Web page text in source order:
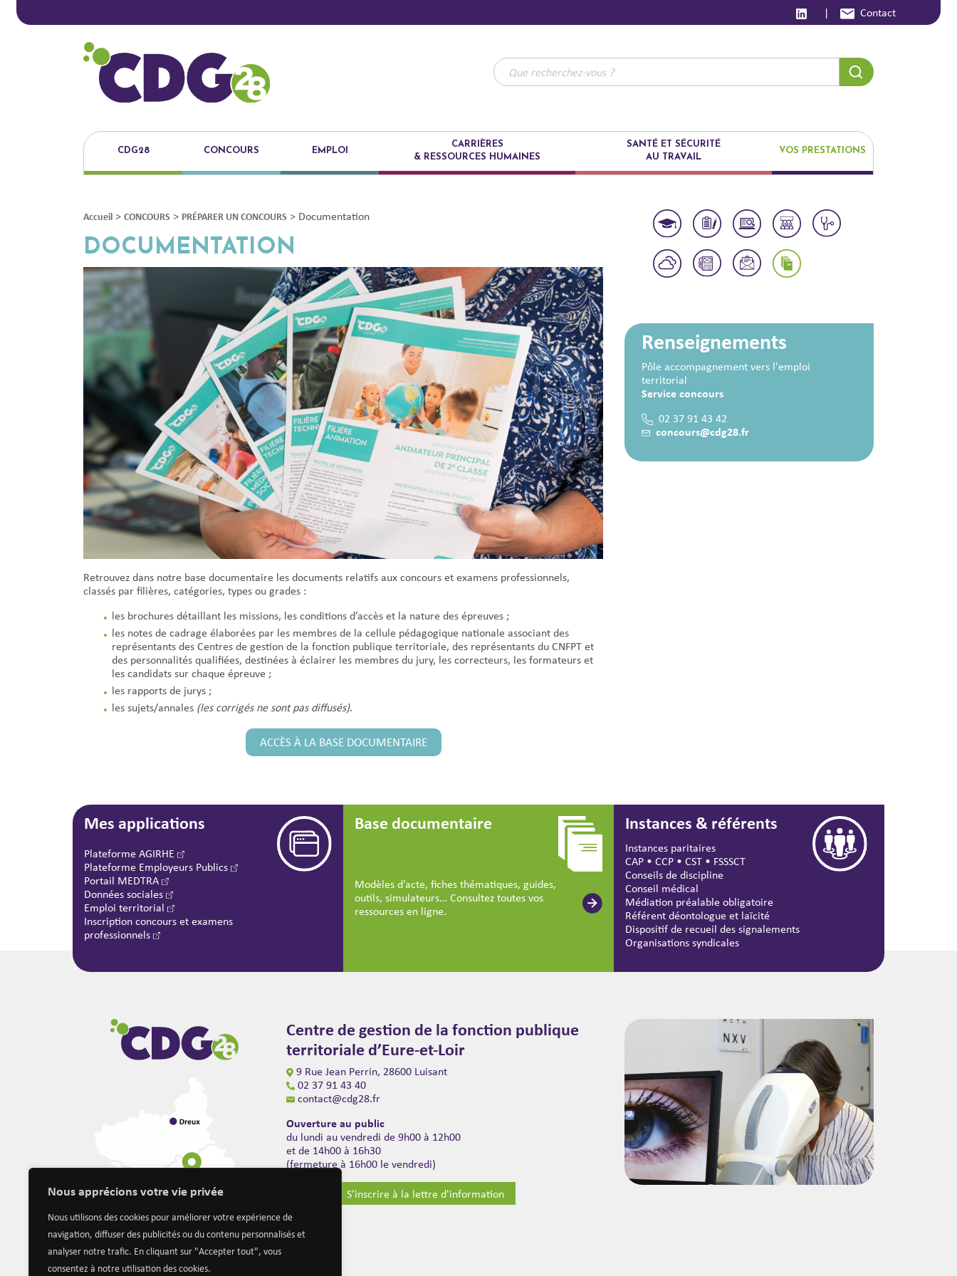
Nous apprécions votre vie privée
Nous utilisons des cookies pour améliorer votre expérience de
navigation, diffuser des publicités ou du contenu personnalisés et
analyser notre trafic. En cliquant sur "Accepter tout", vous
consentez à notre utilisation des cookies.
| Contact
CDG28 CONCOURS EMPLOI
CARRIÈRES
& RESSOURCES HUMAINES
SANTÉ ET SÉCURITÉ
AU TRAVAIL
VOS PRESTATIONS
Accueil > CONCOURS > PRÉPARER UN CONCOURS > Documentation
DOCUMENTATION
Retrouvez dans notre base documentaire les documents relatifs aux concours et examens professionnels,
classés par filières, catégories, types ou grades :
les brochures détaillant les missions, les conditions d’accès et la nature des épreuves ;
les notes de cadrage élaborées par les membres de la cellule pédagogique nationale associant des
représentants des Centres de gestion de la fonction publique territoriale, des représentants du CNFPT et
des personnalités qualifiées, destinées à éclairer les membres du jury, les correcteurs, les formateurs et
les candidats sur chaque épreuve ;
les rapports de jurys ;
les sujets/annales (les corrigés ne sont pas diffusés).
ACCÈS À LA BASE DOCUMENTAIRE
Renseignements
Pôle accompagnement vers l'emploi
territorial
Service concours
02 37 91 43 42
concours@cdg28.fr
Mes applications
Plateforme AGIRHE
Plateforme Employeurs Publics
Portail MEDTRA
Données sociales
Emploi territorial
Inscription concours et examens
professionnels
Base documentaire
Modèles d’acte, fiches thématiques, guides,
outils, simulateurs… Consultez toutes vos
ressources en ligne.
Instances & référents
Instances paritaires
CAP • CCP • CST • FSSSCT
Conseils de discipline
Conseil médical
Médiation préalable obligatoire
Référent déontologue et laïcité
Dispositif de recueil des signalements
Organisations syndicales
Centre de gestion de la fonction publique
territoriale d’Eure-et-Loir
9 Rue Jean Perrin, 28600 Luisant
02 37 91 43 40
contact@cdg28.fr
Ouverture au public
du lundi au vendredi de 9h00 à 12h00
et de 14h00 à 16h30
(fermeture à 16h00 le vendredi)
S’inscrire à la lettre d'information